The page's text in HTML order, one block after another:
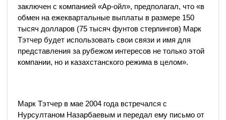
заключен с компанией «Ар-ойл», предполагал, что «в
обмен на ежеквартальные выплаты в размере 150
тысяч долларов (75 тысяч фунтов стерлингов) Марк
Тэтчер будет использовать свои связи и имя для
представления за рубежом интересов не только этой
компании, но и казахстанского режима в целом».
Марк Тэтчер в мае 2004 года встречался с
Нурсултаном Назарбаевым и передал ему письмо от